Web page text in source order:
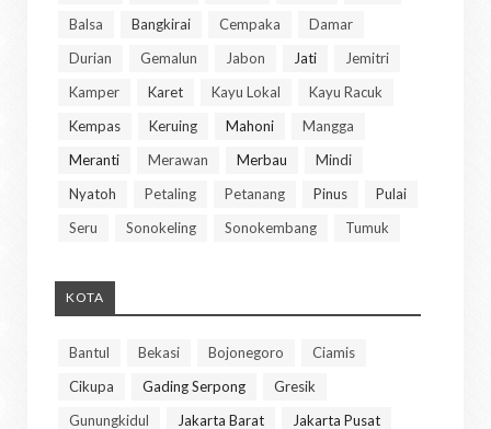
Balsa
Bangkirai Cempaka
Damar
Durian
Gemalun Jabon Jati
Jemitri
Kamper
Karet Kayu Lokal
Kayu Racuk
Kempas
Keruing Mahoni
Mangga
Meranti
Merawan Merbau
Mindi
Nyatoh
Petaling Petanang Pinus
Pulai
Seru
Sonokeling Sonokembang Tumuk
KOTA
Bantul Bekasi Bojonegoro
Ciamis
Cikupa
Gading Serpong
Gresik
Gunungkidul
Jakarta Barat
Jakarta Pusat